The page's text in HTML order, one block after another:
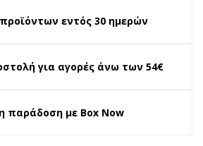
εντός 30 ημερών
για αγορές άνω των 54€
παράδοση με Box Now